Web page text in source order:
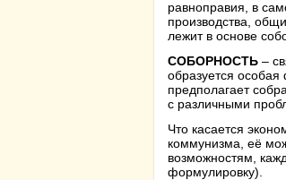
равноправия, в
производства,
лежит в основе
СОБОРНОСТЬ –
образуется
предполагает
с различными
Что касается
коммунизма, её
возможностям,
формулировку).